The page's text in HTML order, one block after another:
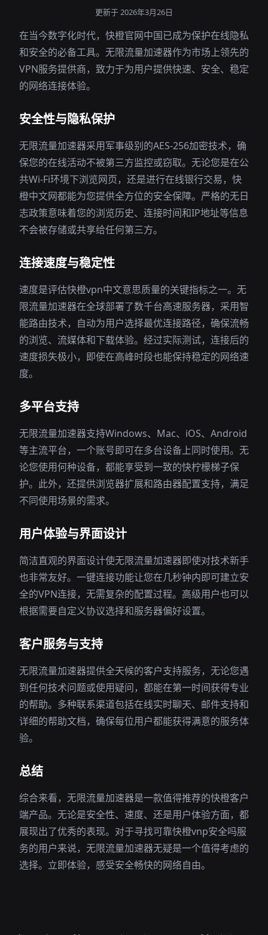
更新于 2026年3月26日
在当今数字化时代，快橙官网中国已成为保护在线隐私
和安全的必备工具。无限流量加速器作为市场上领先的
VPN服务提供商，致力于为用户提供快速、安全、稳定
的网络连接体验。
安全性与隐私保护
无限流量加速器采用军事级别的AES-256加密技术，确
保您的在线活动不被第三方监控或窃取。无论您是在公
共Wi-Fi环境下浏览网页，还是进行在线银行交易，快
橙中文网都能为您提供全方位的安全保障。严格的无日
志政策意味着您的浏览历史、连接时间和IP地址等信息
不会被存储或共享给任何第三方。
连接速度与稳定性
速度是评估快橙vpn中文意思质量的关键指标之一。无
限流量加速器在全球部署了数千台高速服务器，采用智
能路由技术，自动为用户选择最优连接路径，确保流畅
的浏览、流媒体和下载体验。经过实际测试，连接后的
速度损失极小，即使在高峰时段也能保持稳定的网络速
度。
多平台支持
无限流量加速器支持Windows、Mac、iOS、Android
等主流平台，一个账号即可在多台设备上同时使用。无
论您使用何种设备，都能享受到一致的快柠檬梯子保
护。此外，还提供浏览器扩展和路由器配置支持，满足
不同使用场景的需求。
用户体验与界面设计
简洁直观的界面设计使无限流量加速器即使对技术新手
也非常友好。一键连接功能让您在几秒钟内即可建立安
全的VPN连接，无需复杂的配置过程。高级用户也可以
根据需要自定义协议选择和服务器偏好设置。
客户服务与支持
无限流量加速器提供全天候的客户支持服务，无论您遇
到任何技术问题或使用疑问，都能在第一时间获得专业
的帮助。多种联系渠道包括在线实时聊天、邮件支持和
详细的帮助文档，确保每位用户都能获得满意的服务体
验。
总结
综合来看，无限流量加速器是一款值得推荐的快橙客户
端产品。无论是安全性、速度、还是用户体验方面，都
展现出了优秀的表现。对于寻找可靠快橙vnp安全吗服
务的用户来说，无限流量加速器无疑是一个值得考虑的
选择。立即体验，感受安全畅快的网络自由。